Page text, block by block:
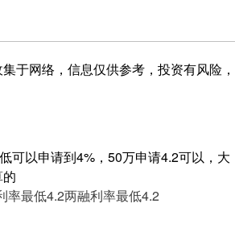
于网络，信息仅供参考，投资有风险，
可以申请到4%，50万申请4.2可以，大
率最低4.2两融利率最低4.2